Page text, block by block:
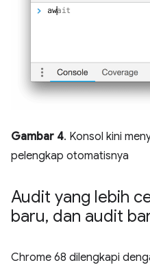
Gambar 4. Konsol kini
pelengkap otomatisnya
Audit yang lebih
baru, dan audit
Chrome 68 dilengkapi